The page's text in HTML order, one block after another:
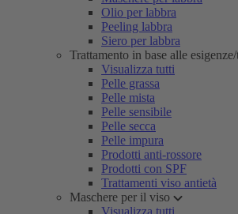
Olio per labbra
Peeling labbra
Siero per labbra
Trattamento in base alle
Visualizza tutti
Pelle grassa
Pelle mista
Pelle sensibile
Pelle secca
Pelle impura
Prodotti anti-rossore
Prodotti con SPF
Trattamenti viso antietà
Maschere per il viso
Visualizza tutti